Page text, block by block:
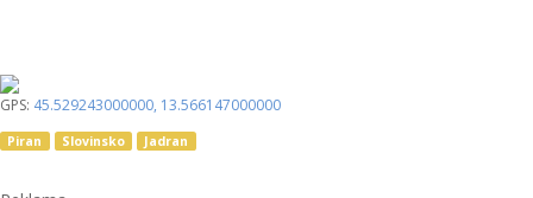
GPS: 45.529243000000, 13.566147000000
Piran Slovinsko Jadran